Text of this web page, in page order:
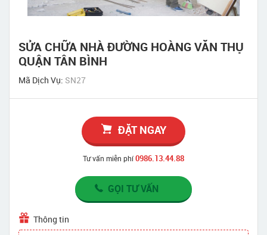
SỬA CHỮA NHÀ ĐƯỜNG HOÀNG VĂN THỤ
QUẬN TÂN BÌNH
Mã Dịch Vụ: SN27
ĐẶT NGAY
Tư vấn miễn phí0986.13.44.88
GỌI TƯ VẤN
Thông tin